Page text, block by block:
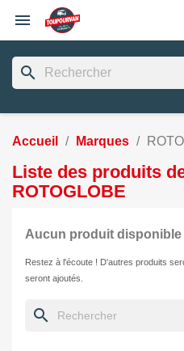

search
Accueil Marques
Liste des produits
ROTOGLOBE
Aucun produit disponible
Restez à l'écoute ! D'autres produits
seront ajoutés.
search